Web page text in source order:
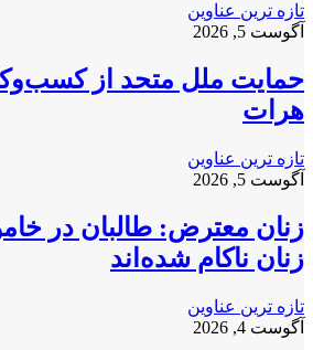
تازه ترین عناوین
آگوست 5, 2026
حمایت ملل متحد از
هرات
تازه ترین عناوین
آگوست 5, 2026
زنان معترض: طالبان در
زنان ناکام شده‌اند
تازه ترین عناوین
آگوست 4, 2026